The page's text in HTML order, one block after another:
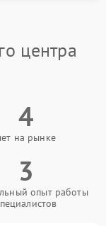
центра
4
на рынке
3
опыт работы